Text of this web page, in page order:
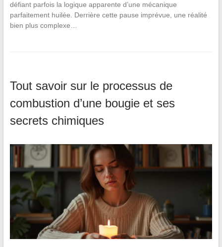
défiant parfois la logique apparente d’une mécanique
parfaitement huilée. Derrière cette pause imprévue, une réalité
bien plus complexe…
Tout savoir sur le processus de
combustion d’une bougie et ses
secrets chimiques